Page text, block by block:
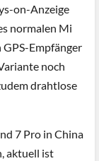
on-Anzeige
normalen Mi
Empfänger
noch
drahtlose
7 Pro in China
aktuell ist